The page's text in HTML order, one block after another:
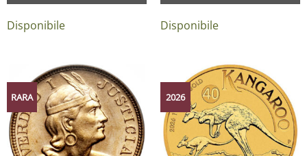
Disponibile Disponibile
RARA 2026